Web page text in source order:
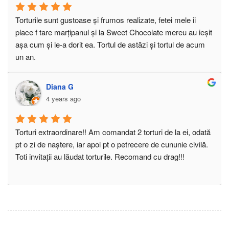
atmosfera. mai ales, ca mai fusesem si  inainte. o
aFACERE BUNĂ  ÎNSEAMNĂ SĂ ȘTII SĂ IȚI VINZI CU
ABILITATE MARFA. ȘI ELE CHAIR STIU. FELICITĂRI,PT
O BUNA PRAJITURA IN ORASChiar era veselie  acolo.
produse proaspete tot timpul, si inainte, gen un an sau 2mai
executată. AU LAborator propriu, ceea ce e un
avantaj.CHiar merită sa ăervești o prăjitură in oraș la Sweet
Chocolate.GORJULUI in martie am luat fursecuri, Și nu
demult,(o saptamana)a trebuit sa indulcesc niste prietene.
au fost apreciate. N-ai cum sa dai greș. Si prajitura diplomat
e, din cale afara de buna. TOTU-i BUN, Felicitari SWEET
CHOCOLATE GORJULUI
Torturile sunt gustoase și frumos realizate, fetei mele ii
place f tare marțipanul și la Sweet Chocolate mereu au ieșit
așa cum și le-a dorit ea. Tortul de astăzi și tortul de acum
un an.
Diana G
4 years ago
Torturi extraordinare!! Am comandat 2 torturi de la ei, odată
pt o zi de naștere, iar apoi pt o petrecere de cununie civilă.
Toti invitații au lăudat torturile. Recomand cu drag!!!